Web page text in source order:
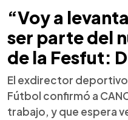
“Voy a
ser parte del
de la Fesfut:
El exdirector
Fútbol confirmó a
trabajo, y que espera